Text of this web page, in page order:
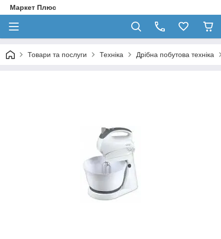
Маркет Плюс
Товари та послуги Техніка Дрібна побутова техніка